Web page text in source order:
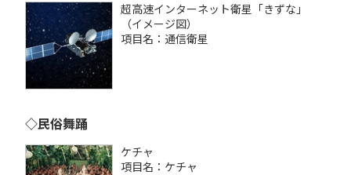
超高速インターネット衛星「きずな」
（イメージ図）
項目名：通信衛星
◇民俗舞踊
ケチャ
項目名：ケチャ